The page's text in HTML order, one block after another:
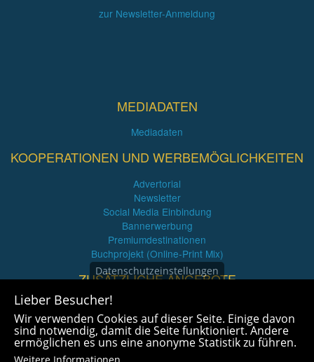
zur Newsletter-Anmeldung
MEDIADATEN
Mediadaten
KOOPERATIONEN UND WERBEMÖGLICHKEITEN
Advertorial
Newsletter
Social Media Einbindung
Bannerwerbung
Premiumdestinationen
Buchprojekt (Online-Print Mix)
ZUSÄTZLICHE ANGEBOTE
Imagefilme und mehr
360° x 360° Fotografie
Datenschutzeinstellungen
Lieber Besucher!
Wir verwenden Cookies auf dieser Seite. Einige davon
sind notwendig, damit die Seite funktioniert. Andere
ermöglichen es uns eine anonyme Statistik zu führen.